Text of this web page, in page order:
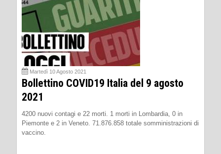
Martedì 10 Agosto 2021
Bollettino COVID19 Italia del 9 agosto
2021
4200 nuovi contagi e 22 morti. 1 morti in Lombardia, 0 in
Piemonte e 2 in Veneto. 71.876.858 totale somministrazioni di
vaccino.